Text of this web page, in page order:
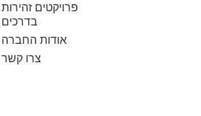
פרויקטים זהירות
בדרכים
אודות החברה
צרו קשר